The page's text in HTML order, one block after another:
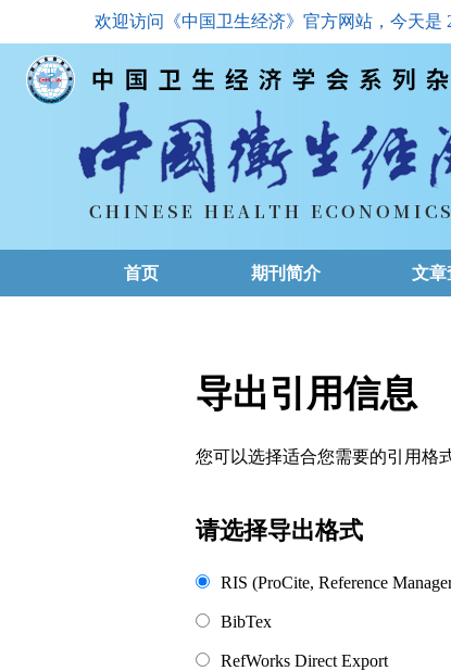
欢迎访问《中国卫生经济》官方网站，今天是
首页 期刊简介 文章
下
导出引用信息
您可以选择适合您需要的引用格式
请选择导出格式
RIS (ProCite, Reference
BibTex
RefWorks Direct Export